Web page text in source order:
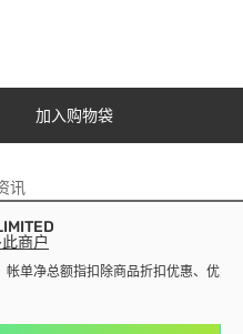
加入购物袋
讯
商户
单净总额指扣除商品折扣优惠、优惠